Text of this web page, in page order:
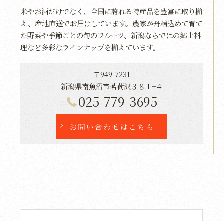
米やお酒だけでなく、全国に誇れる特産品を豊富に取り揃
え、産地直送でお届けしています。農家が丹精込めて育て
た野菜や季節ごとの旬のフルーツ、新潟ならではの郷土料
理など多彩なラインナップを揃えています。
〒949-7231
新潟県南魚沼市茗荷沢３８１−４
025-779-3695
お問い合わせはこちら